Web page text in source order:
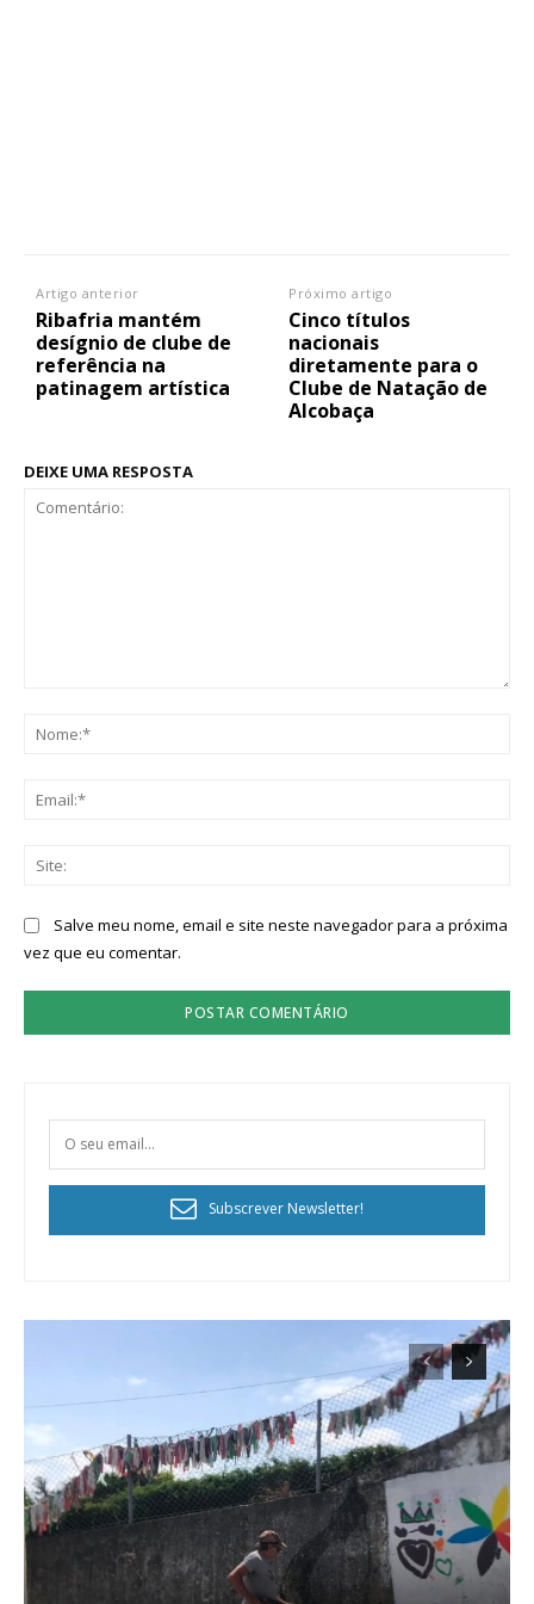
Planos de Assinatura
Faça-se assinante do Região de Cister e ajude-nos a manter este serviço
público!
Artigo anterior
Ribafria mantém
desígnio de clube de
referência na
patinagem artística
Próximo artigo
Cinco títulos
nacionais
diretamente para o
Clube de Natação de
Alcobaça
DEIXE UMA RESPOSTA
Salve meu nome, email e site neste navegador para a próxima
vez que eu comentar.
Subscrever Newsletter!